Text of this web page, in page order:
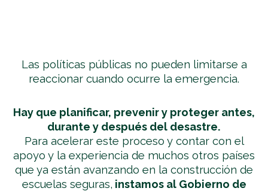
Las políticas públicas no pueden limitarse a
reaccionar cuando ocurre la emergencia.
Hay que planificar, prevenir y proteger antes,
durante y después del desastre.
Para acelerar este proceso y contar con el
apoyo y la experiencia de muchos otros países
que ya están avanzando en la construcción de
escuelas seguras, instamos al Gobierno de